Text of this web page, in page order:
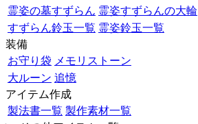
霊姿の墓すずらん 霊姿すずらんの大輪
すずらん鈴玉一覧 霊姿鈴玉一覧
装備
お守り袋 メモリストーン
大ルーン 追憶
アイテム作成
製法書一覧 製作素材一覧